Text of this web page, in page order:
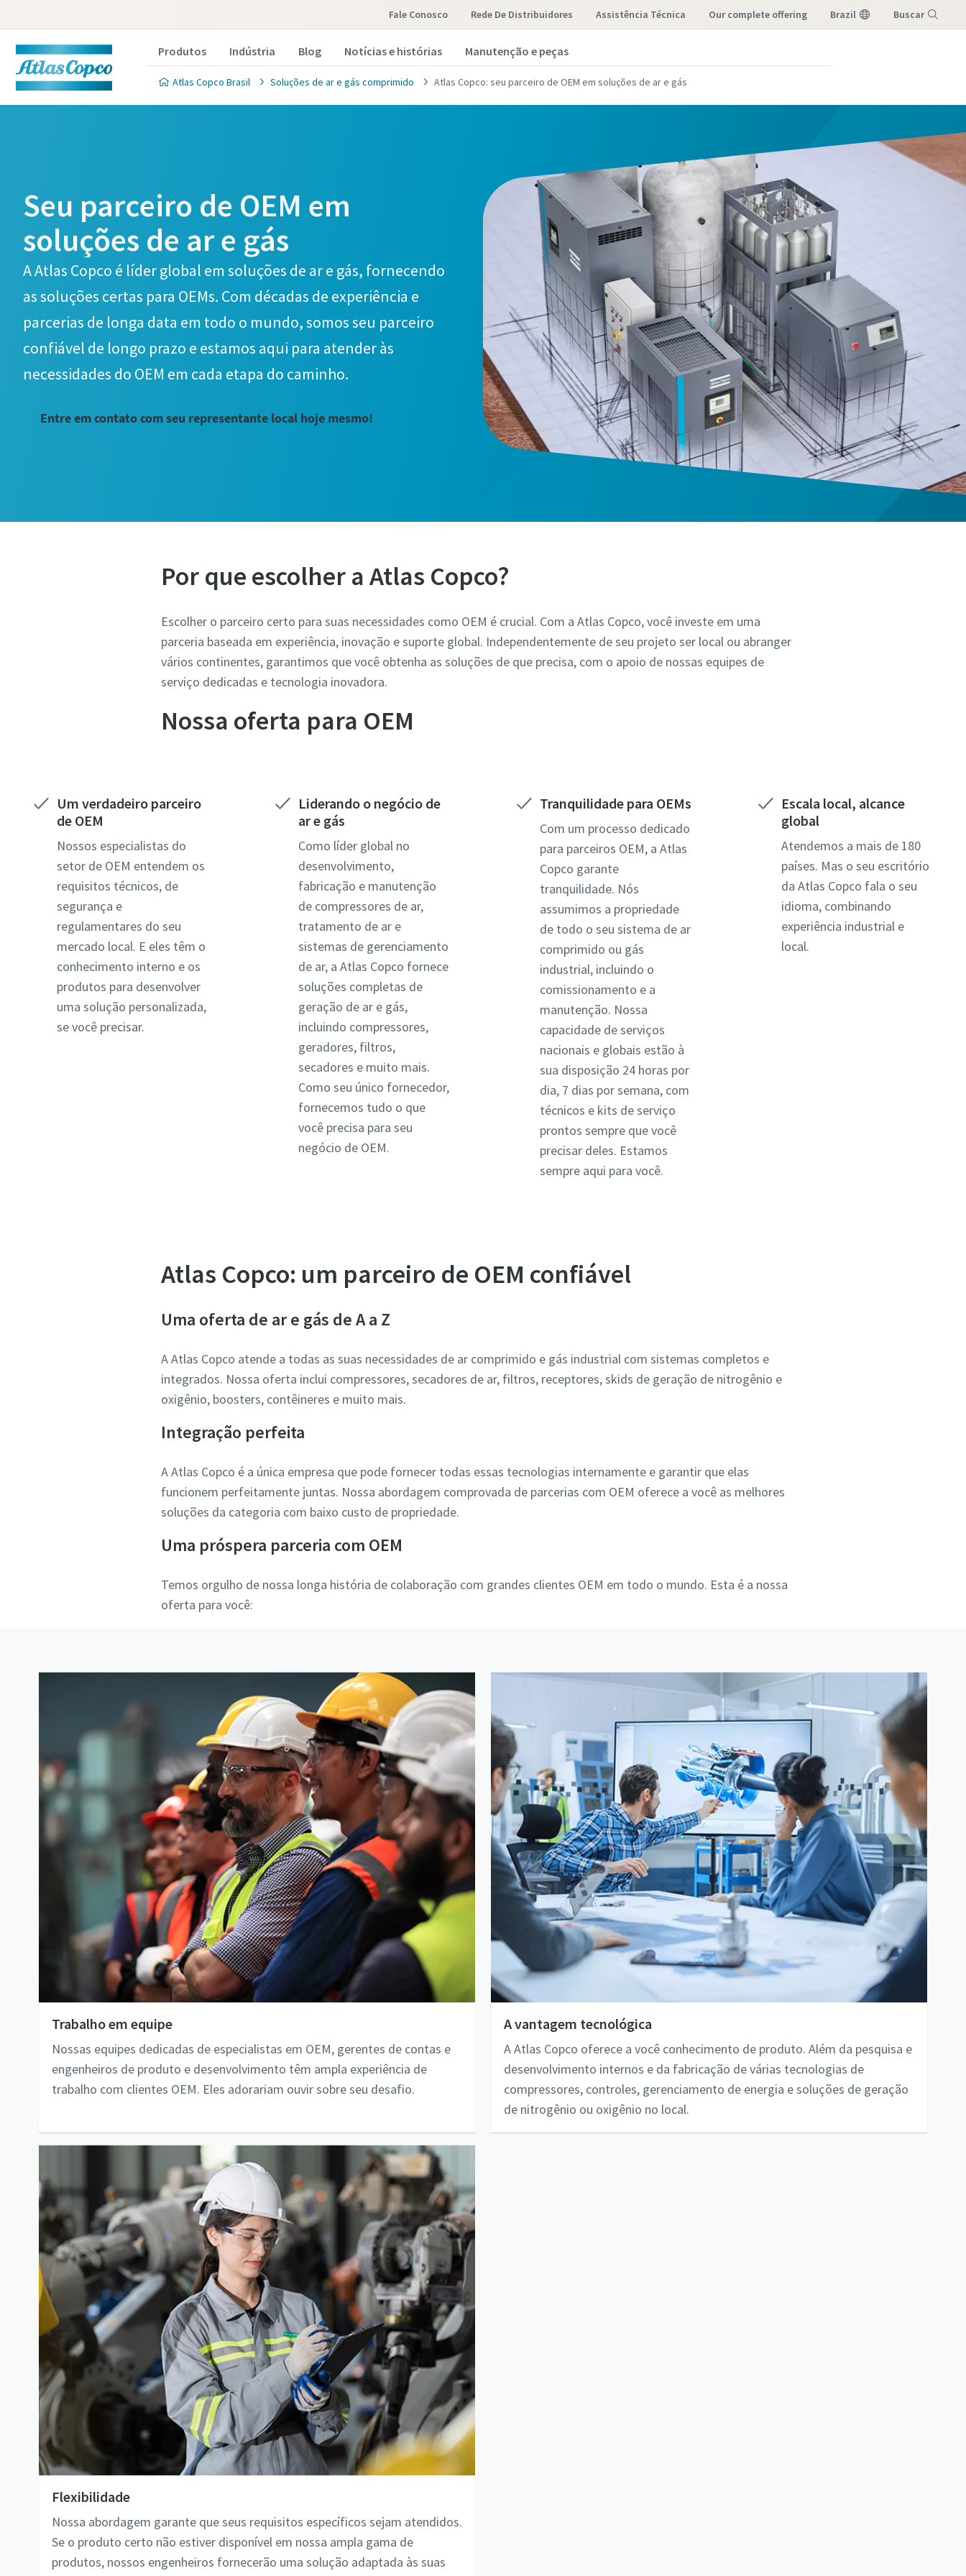
Fale Conosco Rede De Distribuidores Assistência Técnica our complete offering Brazil Buscar
Produtos Indústria Blog Notícias e histórias Manutenção e peças
Atlas Copco Brasil Soluções de ar e gás comprimido Atlas Copco: seu parceiro de OEM em soluções de ar e gás
Seu parceiro de OEM em
soluções de ar e gás
A Atlas Copco é líder global em soluções de ar e gás, fornecendo
as soluções certas para OEMs. Com décadas de experiência e
parcerias de longa data em todo o mundo, somos seu parceiro
confiável de longo prazo e estamos aqui para atender às
necessidades do OEM em cada etapa do caminho.
Entre em contato com seu representante local hoje mesmo!
Por que escolher a Atlas Copco?
Escolher o parceiro certo para suas necessidades como OEM é crucial. Com a Atlas Copco, você investe em uma
parceria baseada em experiência, inovação e suporte global. Independentemente de seu projeto ser local ou abranger
vários continentes, garantimos que você obtenha as soluções de que precisa, com o apoio de nossas equipes de
serviço dedicadas e tecnologia inovadora.
Nossa oferta para OEM
Um verdadeiro parceiro
de OEM
Nossos especialistas do
setor de OEM entendem os
requisitos técnicos, de
segurança e
regulamentares do seu
mercado local. E eles têm o
conhecimento interno e os
produtos para desenvolver
uma solução personalizada,
se você precisar.
Liderando o negócio de
ar e gás
Como líder global no
desenvolvimento,
fabricação e manutenção
de compressores de ar,
tratamento de ar e
sistemas de gerenciamento
de ar, a Atlas Copco fornece
soluções completas de
geração de ar e gás,
incluindo compressores,
geradores, filtros,
secadores e muito mais.
Como seu único fornecedor,
fornecemos tudo o que
você precisa para seu
negócio de OEM.
Tranquilidade para OEMs
Com um processo dedicado
para parceiros OEM, a Atlas
Copco garante
tranquilidade. Nós
assumimos a propriedade
de todo o seu sistema de ar
comprimido ou gás
industrial, incluindo o
comissionamento e a
manutenção. Nossa
capacidade de serviços
nacionais e globais estão à
sua disposição 24 horas por
dia, 7 dias por semana, com
técnicos e kits de serviço
prontos sempre que você
precisar deles. Estamos
sempre aqui para você.
Escala local, alcance
global
Atendemos a mais de 180
países. Mas o seu escritório
da Atlas Copco fala o seu
idioma, combinando
experiência industrial e
local.
Atlas Copco: um parceiro de OEM confiável
Uma oferta de ar e gás de A a Z
A Atlas Copco atende a todas as suas necessidades de ar comprimido e gás industrial com sistemas completos e
integrados. Nossa oferta inclui compressores, secadores de ar, filtros, receptores, skids de geração de nitrogênio e
oxigênio, boosters, contêineres e muito mais.
Integração perfeita
A Atlas Copco é a única empresa que pode fornecer todas essas tecnologias internamente e garantir que elas
funcionem perfeitamente juntas. Nossa abordagem comprovada de parcerias com OEM oferece a você as melhores
soluções da categoria com baixo custo de propriedade.
Uma próspera parceria com OEM
Temos orgulho de nossa longa história de colaboração com grandes clientes OEM em todo o mundo. Esta é a nossa
oferta para você:
Trabalho em equipe
Nossas equipes dedicadas de especialistas em OEM, gerentes de contas e
engenheiros de produto e desenvolvimento têm ampla experiência de
trabalho com clientes OEM. Eles adorariam ouvir sobre seu desafio.
A vantagem tecnológica
A Atlas Copco oferece a você conhecimento de produto. Além da pesquisa e
desenvolvimento internos e da fabricação de várias tecnologias de
compressores, controles, gerenciamento de energia e soluções de geração
de nitrogênio ou oxigênio no local.
Flexibilidade
Nossa abordagem garante que seus requisitos específicos sejam atendidos.
Se o produto certo não estiver disponível em nossa ampla gama de
produtos, nossos engenheiros fornecerão uma solução adaptada às suas